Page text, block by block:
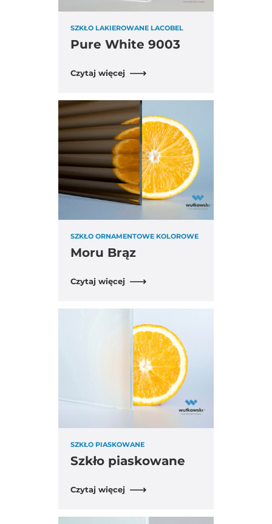
SZKŁO LAKIEROWANE LACOBEL
Pure White 9003
Czytaj więcej
SZKŁO ORNAMENTOWE KOLOROWE
Moru Brąz
Czytaj więcej
SZKŁO PIASKOWANE
Szkło piaskowane
Czytaj więcej